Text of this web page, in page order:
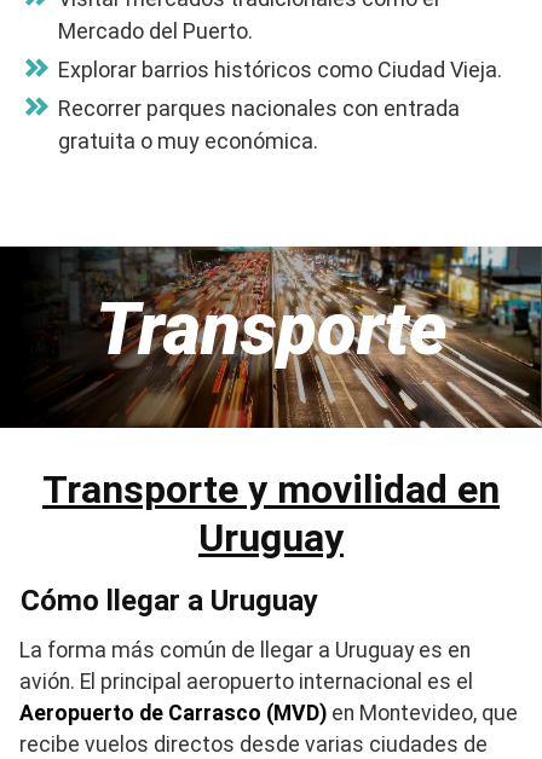
Mercado del Puerto.
Explorar barrios históricos como Ciudad Vieja.
Recorrer parques nacionales con entrada
gratuita o muy económica.
Transporte
Transporte y movilidad en
Uruguay
Cómo llegar a Uruguay
La forma más común de llegar a Uruguay es en
avión. El principal aeropuerto internacional es el
Aeropuerto de Carrasco (MVD) en Montevideo, que
recibe vuelos directos desde varias ciudades de